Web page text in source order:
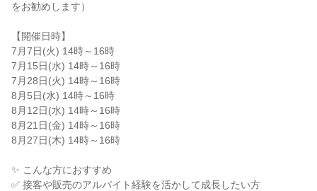
をお勧めします）
【開催日時】
7月7日(火) 14時～16時
7月15日(水) 14時～16時
7月28日(火) 14時～16時
8月5日(水) 14時～16時
8月12日(水) 14時～16時
8月21日(金) 14時～16時
8月27日(木) 14時～16時
✨ こんな方におすすめ
✅ 接客や販売のアルバイト経験を活かして成長したい方